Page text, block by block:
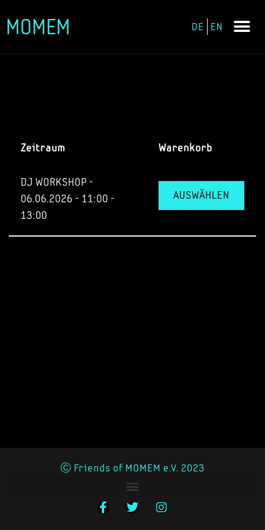
Zum
MOMEM DE EN
Zeitraum Warenkorb
DJ WORKSHOP -
06.06.2026 - 11:00 -
13:00
AUSWÄHLEN
Ⓒ Friends of MOMEM e.V. 2023